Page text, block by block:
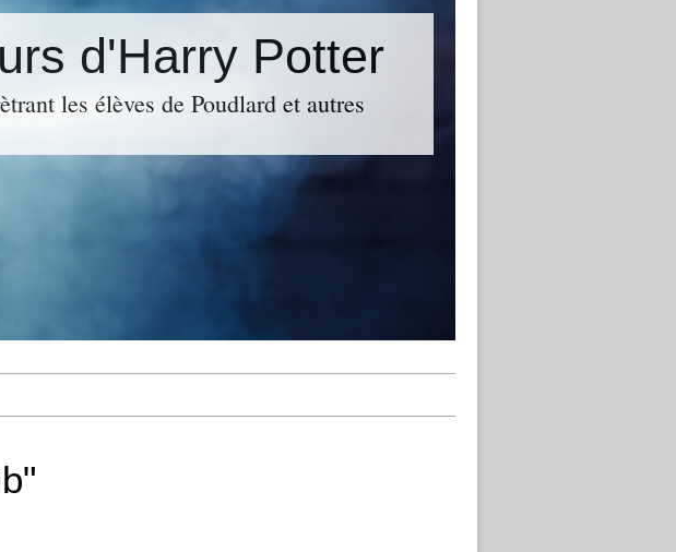
d'Harry Potter
les élèves de Poudlard et autres